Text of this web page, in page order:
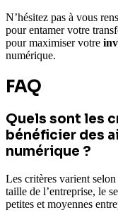
N’hésitez pas à vous
pour entamer votre
pour maximiser votre
numérique.
FAQ
Quels sont les
bénéficier des
numérique ?
Les critères varient
taille de l’entreprise, le
petites et moyennes